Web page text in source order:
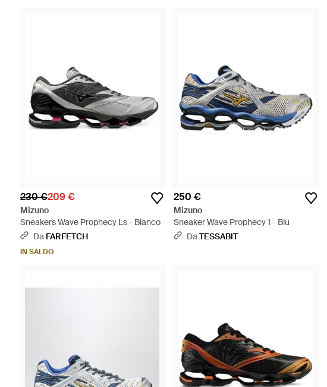
230 €209 €
Mizuno
Sneakers Wave Prophecy Ls - Bianco
Da FARFETCH
IN SALDO
250 €
Mizuno
Sneaker Wave Prophecy 1 - Blu
DaTESSABIT